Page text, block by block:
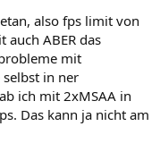
also fps limit von
ABER das
mit
selbst in ner
ich mit 2xMSAA in
Das kann ja nicht am